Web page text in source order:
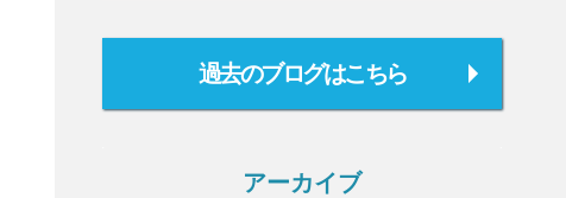
過去のブログはこちら
アーカイブ